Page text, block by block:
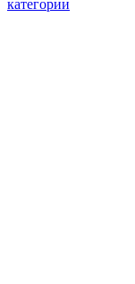
категории